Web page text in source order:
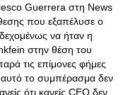
Guerrera στη News
που εξαπέλυσε ο
να ήταν η
στην θέση του
τις επίμονες φήμες
το συμπέρασμα δεν
ότι κανείς CEO δεν